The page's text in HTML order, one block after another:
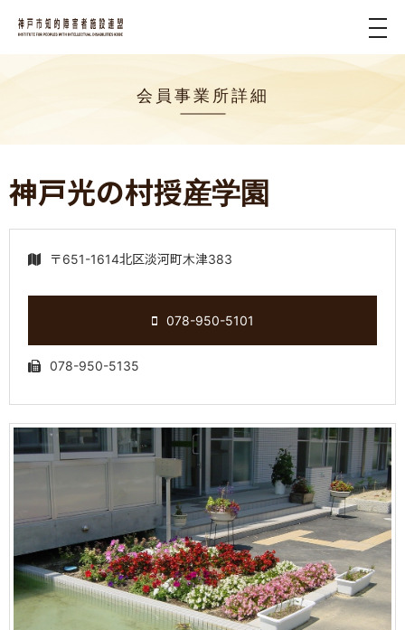
会員事業所詳細
神戸光の村授産学園
〒651-1614北区淡河町木津383
078-950-5101
078-950-5135